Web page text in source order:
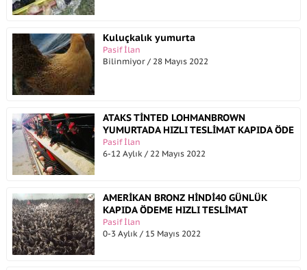
Kuluçkalık yumurta
Pasif İlan
Bilinmiyor / 28 Mayıs 2022
ATAKS TİNTED LOHMANBROWN
YUMURTADA HIZLI TESLİMAT KAPIDA ÖDE
Pasif İlan
6-12 Aylık / 22 Mayıs 2022
AMERİKAN BRONZ HİNDİ40 GÜNLÜK
KAPIDA ÖDEME HIZLI TESLİMAT
Pasif İlan
0-3 Aylık / 15 Mayıs 2022